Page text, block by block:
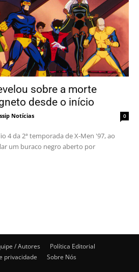
sobre a morte
desde o início
Notícias 0
4 da 2ª temporada de X-Men '97, ao
um buraco negro aberto por
/ Autores
Política Editorial
privacidade
Sobre Nós